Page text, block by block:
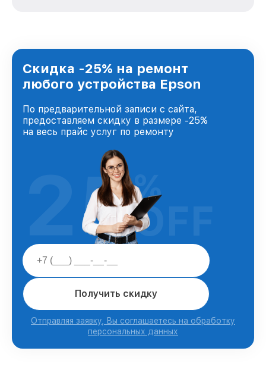
Москве, постоянно повышая уровень доверия
и лояльности наших клиентов.
Скидка -25% на ремонт
любого устройства Epson
По предварительной записи с сайта,
предоставляем скидку в размере -25%
на весь прайс услуг по ремонту
Получить скидку
Отправляя заявку, Вы соглашаетесь на обработку
персональных данных
25%
OFF